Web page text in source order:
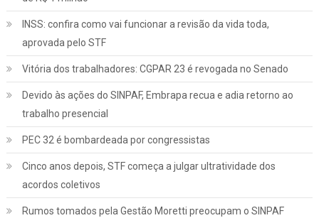
INSS: confira como vai funcionar a revisão da vida toda,
aprovada pelo STF
Vitória dos trabalhadores: CGPAR 23 é revogada no Senado
Devido às ações do SINPAF, Embrapa recua e adia retorno ao
trabalho presencial
PEC 32 é bombardeada por congressistas
Cinco anos depois, STF começa a julgar ultratividade dos
acordos coletivos
Rumos tomados pela Gestão Moretti preocupam o SINPAF